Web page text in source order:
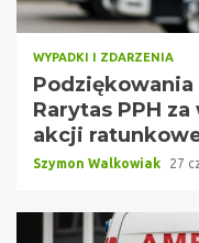
WYPADKI I ZDARZENIA
Rarytas PPH
akcji
Szymon Walkowiak 27